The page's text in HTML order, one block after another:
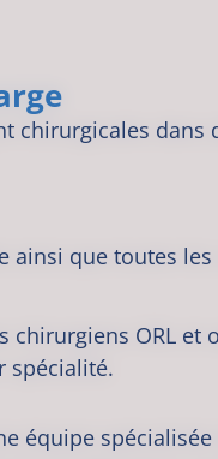
chirurgicales dans
que toutes les
ORL et
spécialité.
équipe